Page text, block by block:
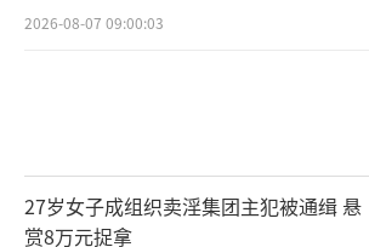
2026-08-07 09:00:03
27岁女子成组织卖淫集团主犯被通缉 悬
赏8万元捉拿